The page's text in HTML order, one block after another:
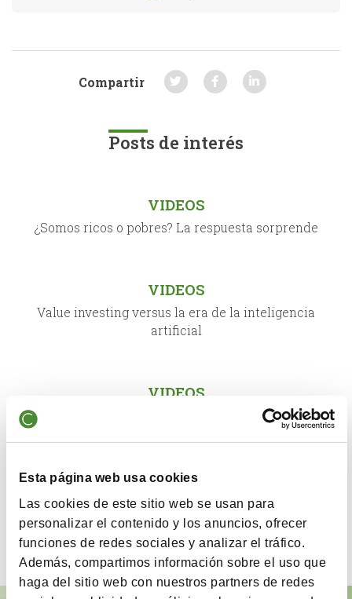
Esta página web usa cookies
Las cookies de este sitio web se usan para
personalizar el contenido y los anuncios, ofrecer
funciones de redes sociales y analizar el tráfico.
Además, compartimos información sobre el uso que
haga del sitio web con nuestros partners de redes
Compartir
Posts de interés
VIDEOS
¿Somos ricos o pobres? La respuesta sorprende
VIDEOS
Value investing versus la era de la inteligencia
artificial
VIDEOS
La evolución del sector tecnológico y las
VIDEOS
El mapa de la Inteligencia Artificial en Europa: ¿Por
qué ASML y SAP marcan la pauta tecnológica?